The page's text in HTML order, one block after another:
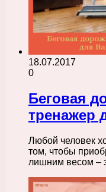
18.07.2017
0
Беговая
тренажер
Любой человек
том, чтобы
лишним весом –